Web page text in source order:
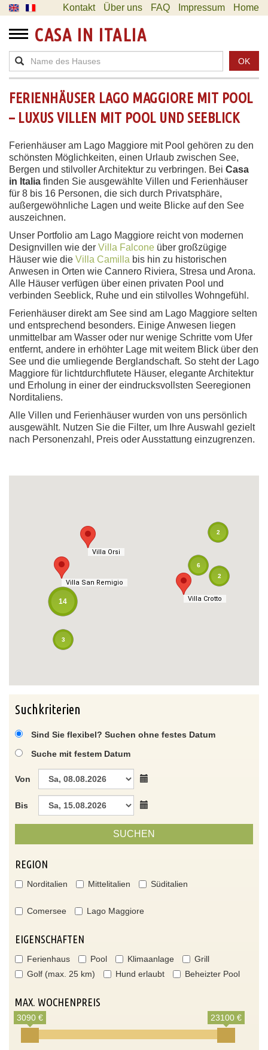
Kontakt Über uns FAQ Impressum Home
CASA IN ITALIA
OK
FERIENHÄUSER LAGO MAGGIORE MIT POOL
– LUXUS VILLEN MIT POOL UND SEEBLICK
Ferienhäuser am Lago Maggiore mit Pool gehören zu den
schönsten Möglichkeiten, einen Urlaub zwischen See,
Bergen und stilvoller Architektur zu verbringen. Bei Casa
in Italia finden Sie ausgewählte Villen und Ferienhäuser
für 8 bis 16 Personen, die sich durch Privatsphäre,
außergewöhnliche Lagen und weite Blicke auf den See
auszeichnen.
Unser Portfolio am Lago Maggiore reicht von modernen
Designvillen wie der Villa Falcone über großzügige
Häuser wie die Villa Camilla bis hin zu historischen
Anwesen in Orten wie Cannero Riviera, Stresa und Arona.
Alle Häuser verfügen über einen privaten Pool und
verbinden Seeblick, Ruhe und ein stilvolles Wohngefühl.
Ferienhäuser direkt am See sind am Lago Maggiore selten
und entsprechend besonders. Einige Anwesen liegen
unmittelbar am Wasser oder nur wenige Schritte vom Ufer
entfernt, andere in erhöhter Lage mit weitem Blick über den
See und die umliegende Berglandschaft. So steht der Lago
Maggiore für lichtdurchflutete Häuser, elegante Architektur
und Erholung in einer der eindrucksvollsten Seeregionen
Norditaliens.
Alle Villen und Ferienhäuser wurden von uns persönlich
ausgewählt. Nutzen Sie die Filter, um Ihre Auswahl gezielt
nach Personenzahl, Preis oder Ausstattung einzugrenzen.
Villa Crotto
Villa Orsi
Villa San Remigio
6
2
14
3
Villa Crotto
Villa Orsi
2
Villa San Remigio
Suchkriterien
Sind Sie flexibel? Suchen ohne festes Datum
Suche mit festem Datum
Von
Bis
SUCHEN
REGION
Norditalien Mittelitalien Süditalien
Comersee Lago Maggiore
EIGENSCHAFTEN
Ferienhaus Pool Klimaanlage
Grill
Golf (max. 25 km)
Hund erlaubt Beheizter Pool
MAX. WOCHENPREIS
3090 € 23100 €